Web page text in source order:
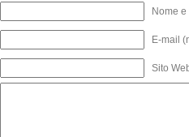
Nome
E-mail
Sito